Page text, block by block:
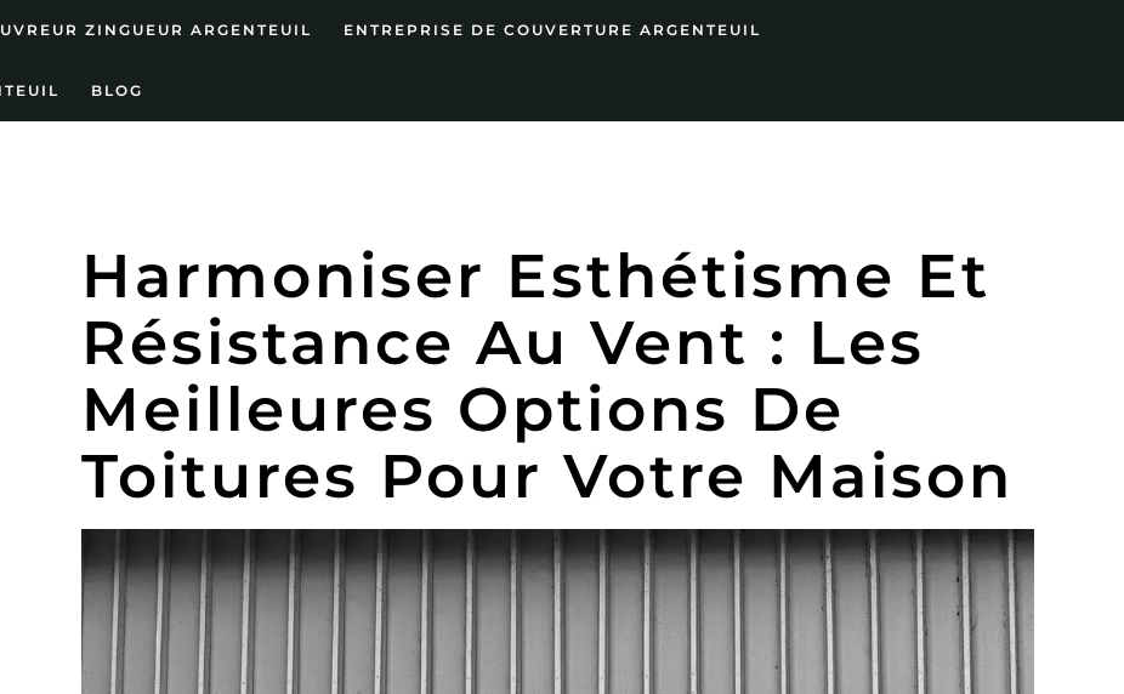
ZINGUEUR ARGENTEUIL ENTREPRISE DE COUVERTURE ARGENTEUIL
BLOG
Harmoniser Esthétisme Et
Résistance Au Vent : Les
Meilleures Options De
Toitures Pour Votre Maison